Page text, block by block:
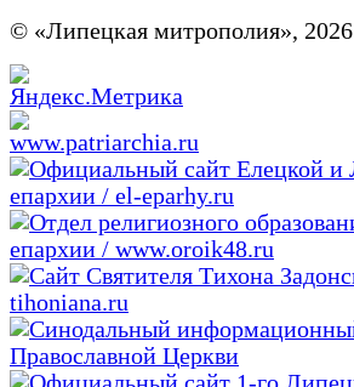
© «Липецкая митрополия», 2026